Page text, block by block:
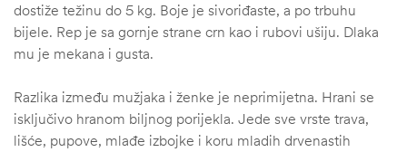
dostiže težinu do 5 kg. Boje je sivoriđaste, a po trbuhu
bijele. Rep je sa gornje strane crn kao i rubovi ušiju. Dlaka
mu je mekana i gusta.
Razlika između mužjaka i ženke je neprimijetna. Hrani se
isključivo hranom biljnog porijekla. Jede sve vrste trava,
lišće, pupove, mlađe izbojke i koru mladih drvenastih